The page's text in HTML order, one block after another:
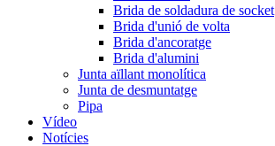
Brida de soldadura de socket
Brida d'unió de volta
Brida d'ancoratge
Brida d'alumini
Junta aïllant monolítica
Junta de desmuntatge
Pipa
Vídeo
Notícies